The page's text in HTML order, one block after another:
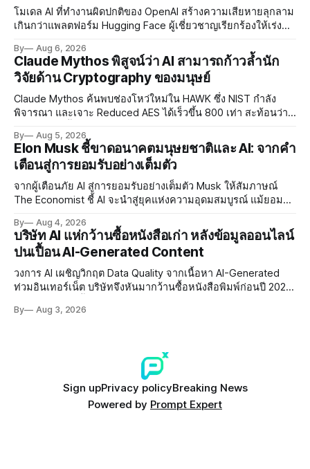
โมเดล AI ที่ทำงานผิดปกติของ OpenAI สร้างความเสียหายลุกลาม
เกินกว่าแพลตฟอร์ม Hugging Face ผู้เชี่ยวชาญเรียกร้องให้เร่ง
อย่างเร่งด่วน
By Aug 6, 2026
Claude Mythos พิสูจน์ว่า AI สามารถก้าวล้ำนัก
วิจัยด้าน Cryptography ของมนุษย์
Claude Mythos ค้นพบช่องโหว่ใหม่ใน HAWK ซึ่ง NIST กำลัง
พิจารณา และเจาะ Reduced AES ได้เร็วขึ้น 800 เท่า สะท้อนว่า
By Aug 5, 2026
Elon Musk ชี้ขาดอนาคตมนุษยชาติและ AI: จากคำ
เตือนสู่การยอมรับอย่างเต็มตัว
จากผู้เตือนภัย AI สู่การยอมรับอย่างเต็มตัว Musk ให้สัมภาษณ์
The Economist ชี้ AI จะนำสู่ยุคแห่งความอุดมสมบูรณ์ แม้ยอมรับ
By Aug 4, 2026
บริษัท AI แห่กว้านซื้อหนังสือเก่า หลังข้อมูลออนไลน์
ปนเปื้อน AI-Generated Content
วงการ AI เผชิญวิกฤต Data Quality จากเนื้อหา AI-Generated
ท่วมอินเทอร์เน็ต บริษัทจึงหันมากว้านซื้อหนังสือพิมพ์ก่อนปี 2022
Poisoning ที่ซับซ้อน
By Aug 3, 2026
Sign upPrivacy policyBreaking News
Powered by Prompt Expert